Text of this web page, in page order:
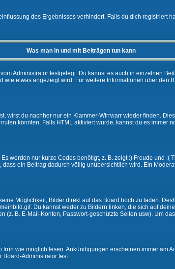
des Ergebnisses verhindert. Falls du dich registriert
Was man in und mit Beiträgen tun kann
Administrator festgelegt. Du kannst es auch in einzelnen
etwas angezeigt wird. Für weitere Informationen über den
wirst du nachher nur ein Klammer-Wirrwarr wieder finden.
könnten. Falls HTML aktiviert wurde, kannst du es immer
werden nur kurze Codes benötigt, z. B. zeigt :) Freude und
ein Beitrag dadurch völlig unübersichtlich wird. Ein
Möglichkeit, Bilder direkt auf das Board hoch zu laden.
Du kannst weder zu Bildern linken, die sich auf
B. E-Mail-Konten, Passwort-geschützte Seiten usw). Um
wie möglich lesen. Ankündigungen erscheinen immer am
Board-Administrator fest.